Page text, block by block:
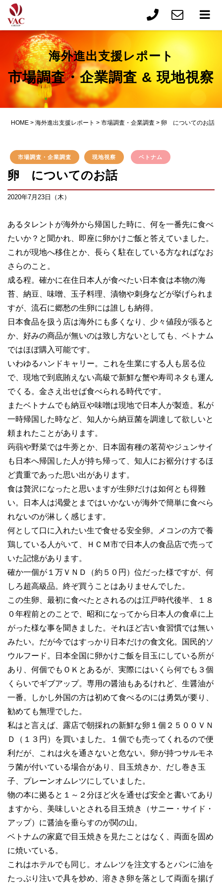
海外進出支援レポート
市場調査・企業調査 & 現地視察
HOME > 海外進出支援レポート > 市場調査・企業調査 > 卵 についてのお話
市場調査・企業調査 現地視察 ベトナム
卵 についてのお話
2020年7月23日（木）
あるタレントが海外から帰国した時に、何を一番先に食べ
たいか？と聞かれ、即座に卵かけご飯と答えていました。
これが現地へ移住とか、長らく駐在している方なればなお
さらのこと。
成る程。確かに在住日本人が食べたい日本食は本物の海
苔、納豆、味噌、玉子料理、漬物や刺身などが挙げられま
すが、流石に郷愁の生卵には誰しも納得。
日本食品を扱う店は海外にも多くなり、少々値段が張ると
か、好みの商品が無いのは致し方ないとしても、ベトナム
ではほぼ購入可能です。
いわゆるハンドキャリー。これを生業にする人も居る位
で、現地で到底賄えない高級で新鮮な蟹や寿司ネタも運ん
でくる。金さえ出せば食べられる時代です。
またベトナムでも納豆や味噌は現地で日本人が製造。私が
一時帰国した時など、知人から納豆菌を調達して欲しいと
頼まれたことがあります。
蒟蒻や野菜では牛蒡とか、日本固有種の茗荷やジュンサイ
も日本へ帰国した人が持ち帰って、知人にお裾分けするほ
ど貴重であった思い出があります。
食は贅沢になったと思いますが生卵だけは如何とも得難
い。日本人は渇愛とまではいかないが海外で簡単に食べら
れないのが淋しく感じます。
何として口に入れたい生で食せる安全卵。メコンの方で養
鶏している人がいて、ＨＣＭ市で日本人の食品店で売って
いた記憶があります。
確か一個が１万ＶＮＤ（約５０円）位だった様ですが、何
しろ超高級品。終ぞ買うことはありませんでした。
この生卵、最初に食べたとされるのは江戸時代後半、１８
０年程前とのことで、昭和になってから日本人の食卓に上
がった様な事を聞きました。それほど古い食習慣では無い
みたい。だが今ではすっかり日本だけの食文化。国民的ソ
ウルフード。日本全国に卵かけご飯を目玉にしている所が
あり、何個でもＯＫとあるが、実際にはいくら何でも３個
くらいでギブアップ。専用の醤油もあるけれど、生醤油が
一番。しかし外国の方は初めて食べるのには勇気が要り、
勧めても無理でした。
私はと言えば、露店で朝採れの新鮮な卵１個２５００ＶＮ
Ｄ（１３円）を買いました。１個でも売ってくれるので便
利だが、これは火を通さないと危ない。卵が持つサルモネ
ラ菌が付いている場合があり、目玉焼きか、だし巻き玉
子、プレーンオムレツにしていました。
物の本に拠ると１～２分ほど火を通せば安全と書いてあり
ますから、美味しいとされる目玉焼き（サニー・サイド・
アップ）に醤油を垂らすのが関の山。
ベトナムの家庭で目玉焼きを見たことはなく、両面を固め
に焼いている。
これはホテルでも同じ。オムレツを注文するとパンに油を
たっぷり注いで具を炒め、溶きき卵を落として両面を揚げ